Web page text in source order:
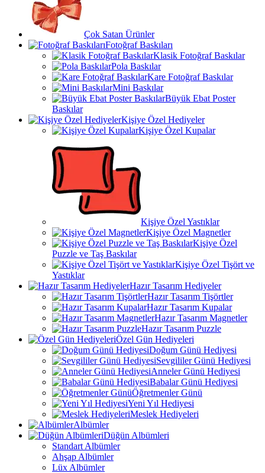
Çok Satan Ürünler
Fotoğraf Baskıları
Klasik Fotoğraf Baskılar
Pola Baskılar
Kare Fotoğraf Baskılar
Mini Baskılar
Büyük Ebat Poster
Baskılar
Kişiye Özel Hediyeler
Kişiye Özel Kupalar
Kişiye Özel Yastıklar
Kişiye Özel Magnetler
Kişiye Özel
Puzzle ve Taş Baskılar
Kişiye Özel Tişört ve
Yastıklar
Hazır Tasarım Hediyeler
Hazır Tasarım Tişörtler
Hazır Tasarım Kupalar
Hazır Tasarım Magnetler
Hazır Tasarım Puzzle
Özel Gün Hediyeleri
Doğum Günü Hediyesi
Sevgililer Günü Hediyesi
Anneler Günü Hediyesi
Babalar Günü Hediyesi
Öğretmenler Günü
Yeni Yıl Hediyesi
Meslek Hediyeleri
Albümler
Düğün Albümleri
Standart Albümler
Ahşap Albümler
Lüx Albümler